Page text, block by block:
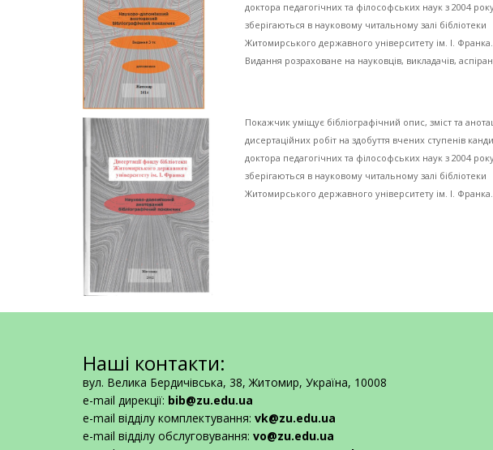
доктора педагогічних та філософських наук з 2004
зберігаються в науковому читальному залі бібліотеки
Житомирського державного університету ім. І. Франка.
Видання розраховане на науковців, викладачів,
Покажчик уміщує бібліографічний опис, зміст та
дисертаційних робіт на здобуття вчених ступенів
доктора педагогічних та філософських наук з 2004
зберігаються в науковому читальному залі бібліотеки
Житомирського державного університету ім. І. Франка.
Наші контакти:
вул. Велика Бердичівська, 38, Житомир, Україна, 10008
e-mail дирекції: bib@zu.edu.ua
e-mail відділу комплектування: vk@zu.edu.ua
e-mail відділу обслуговування: vo@zu.edu.ua